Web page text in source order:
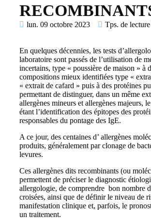
lun. 09 octobre 2023 Tps. de lecture
En quelques décennies, les tests
laboratoire sont passés de l’utilisation de
incertains, type « poussière de maison » à
compositions mieux identifiées type «
« extrait de cafard » puis à des protéines
permettant de distinguer, dans un même
allergènes mineurs et allergènes majeurs,
étant l’identification des épitopes des
responsables du pontage des IgE.
A ce jour, des centaines d’ allergènes
produits, généralement par clonage de
levures.
Ces allergènes dits recombinants (ou
permettent de préciser le diagnostic
allergologie, de comprendre bon nombre
croisées, ainsi que de définir le niveau de
manifestation clinique et, parfois, le
un traitement.